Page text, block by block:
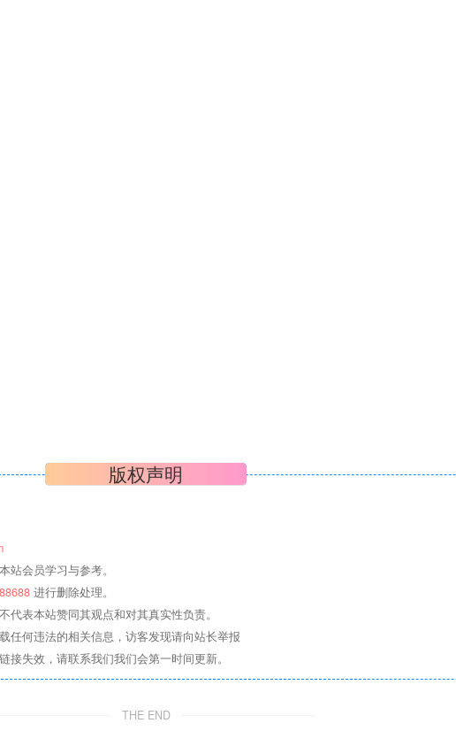
版权声明
站会员学习与参考。
进行删除处理。
表本站赞同其观点和对其真实性负责。
任何违法的相关信息，访客发现请向站长举报
失效，请联系我们我们会第一时间更新。
THE END